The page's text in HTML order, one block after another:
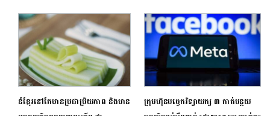
នំខ្មែរនៅតែមានប្រជាប្រិយភាព និងមាន
ក្រុមហ៊ុនបច្ចេកវិទ្យាយក្ស ៣ កាត់បន្ថយ